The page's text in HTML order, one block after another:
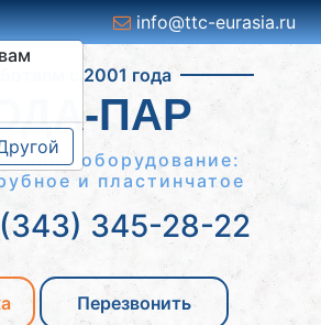
info@ttc-eurasia.ru
с 2001 года
ПАР
оборудование:
и пластинчатое
345-28-22
Перезвонить